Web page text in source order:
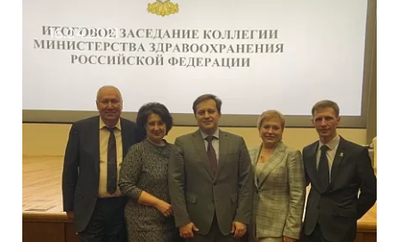
16.04.2021